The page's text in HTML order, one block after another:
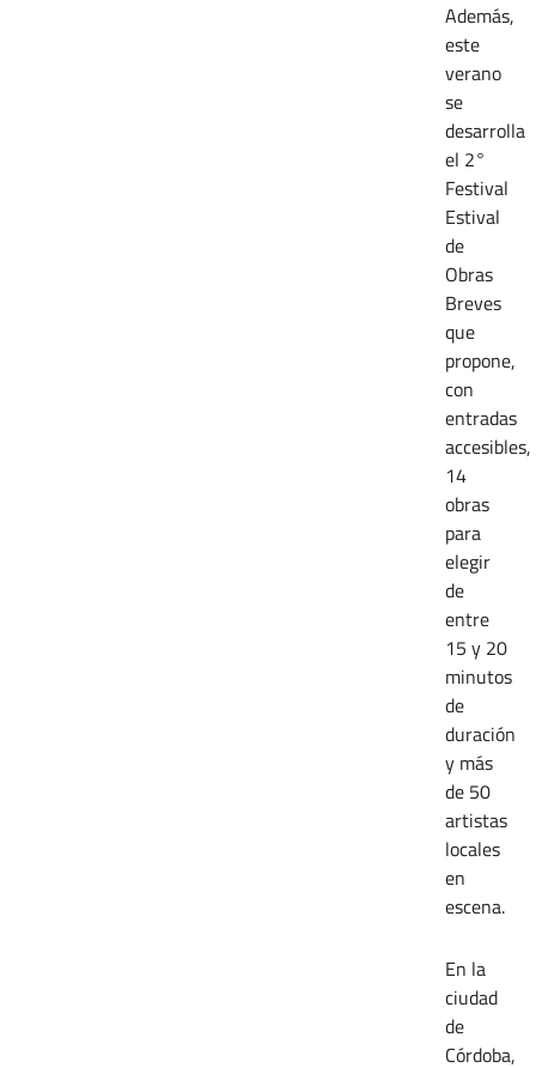
Además,
este
verano
se
desarrolla
el 2°
Festival
Estival
de
Obras
Breves
que
propone,
con
entradas
accesibles,
14
obras
para
elegir
de
entre
15 y 20
minutos
de
duración
y más
de 50
artistas
locales
en
escena.
En la
ciudad
de
Córdoba,